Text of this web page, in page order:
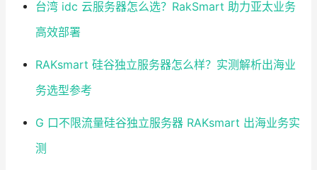
台湾 idc 云服务器怎么选？RakSmart 助力亚太业务
高效部署
RAKsmart 硅谷独立服务器怎么样？实测解析出海业
务选型参考
G 口不限流量硅谷独立服务器 RAKsmart 出海业务实
测